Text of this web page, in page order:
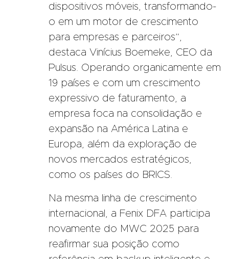
dispositivos móveis, transformando-
o em um motor de crescimento
para empresas e parceiros”,
destaca Vinícius Boemeke, CEO da
Pulsus. Operando organicamente em
19 países e com um crescimento
expressivo de faturamento, a
empresa foca na consolidação e
expansão na América Latina e
Europa, além da exploração de
novos mercados estratégicos,
como os países do BRICS.
Na mesma linha de crescimento
internacional, a Fenix DFA participa
novamente do MWC 2025 para
reafirmar sua posição como